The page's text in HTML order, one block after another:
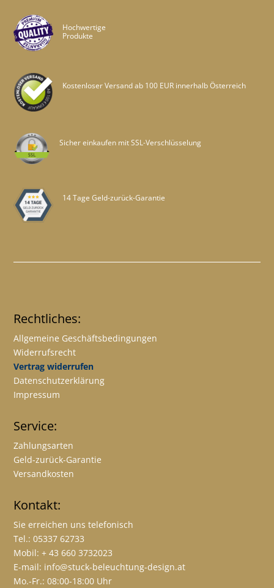
Hochwertige
Produkte
Kostenloser Versand ab 100 EUR innerhalb Österreich
Sicher einkaufen mit SSL-Verschlüsselung
14 Tage Geld-zurück-Garantie
Rechtliches:
Allgemeine Geschäftsbedingungen
Widerrufsrecht
Vertrag widerrufen
Datenschutzerklärung
Impressum
Service:
Zahlungsarten
Geld-zurück-Garantie
Versandkosten
Kontakt:
Sie erreichen uns telefonisch
Tel.: 05337 62733
Mobil: + 43 660 3732023
E-mail: info@stuck-beleuchtung-design.at
Mo.-Fr.: 08:00-18:00 Uhr